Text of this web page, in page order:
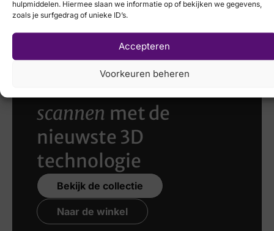
hulpmiddelen. Hiermee slaan we informatie op of bekijken we gegevens,
zoals je surfgedrag of unieke ID’s.
Accepteren
Voorkeuren beheren
€109,95
scannen met de
nieuwste 3D
technologie
Bekijk de collectie
Naar de winkel